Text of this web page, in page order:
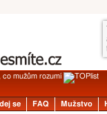
co mužům rozumí
se FAQ Mužstvo